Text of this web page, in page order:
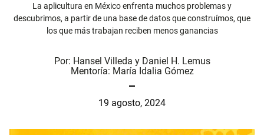
La aplicultura en México enfrenta muchos problemas y
descubrimos, a partir de una base de datos que construímos, que
los que más trabajan reciben menos ganancias
Por: Hansel Villeda y Daniel H. Lemus
Mentoría: María Idalia Gómez
19 agosto, 2024